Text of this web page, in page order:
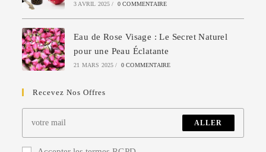
3 AVRIL 2025 / 0 COMMENTAIRE
Eau de Rose Visage : Le Secret Naturel
pour une Peau Éclatante
21 MARS 2025 / 0 COMMENTAIRE
Recevez Nos Offres
ALLER